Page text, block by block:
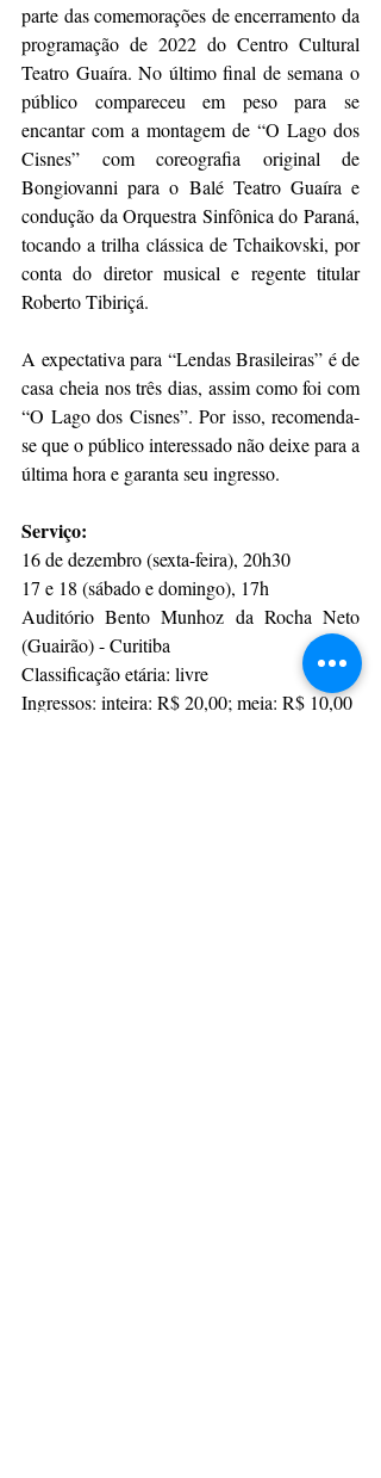
parte das comemorações de encerramento da
programação de 2022 do Centro Cultural
Teatro Guaíra. No último final de semana o
público compareceu em peso para se
encantar com a montagem de “O Lago dos
Cisnes” com coreografia original de
Bongiovanni para o Balé Teatro Guaíra e
condução da Orquestra Sinfônica do Paraná,
tocando a trilha clássica de Tchaikovski, por
conta do diretor musical e regente titular
Roberto Tibiriçá.
A expectativa para “Lendas Brasileiras” é de
casa cheia nos três dias, assim como foi com
“O Lago dos Cisnes”. Por isso, recomenda-
se que o público interessado não deixe para a
última hora e garanta seu ingresso.
Serviço:
16 de dezembro (sexta-feira), 20h30
17 e 18 (sábado e domingo), 17h
Auditório Bento Munhoz da Rocha Neto
(Guairão) - Curitiba
Classificação etária: livre
Ingressos: inteira: R$ 20,00; meia: R$ 10,00